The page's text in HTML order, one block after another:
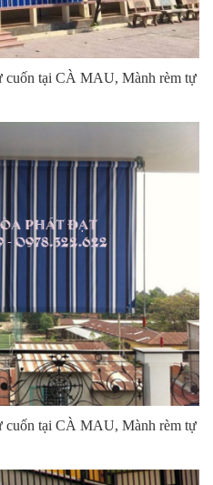
cuốn tại CÀ MAU, Mành rèm tự
cuốn tại CÀ MAU, Mành rèm tự